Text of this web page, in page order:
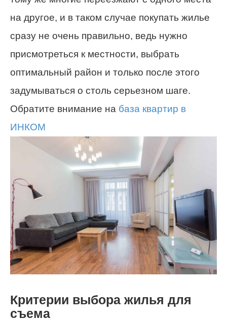
на другое, и в таком случае покупать жилье
сразу не очень правильно, ведь нужно
присмотреться к местности, выбрать
оптимальный район и только после этого
задумываться о столь серьезном шаге.
Обратите внимание на база квартир в
ИНКОМ
Критерии выбора жилья для
съема